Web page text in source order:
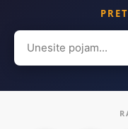
Search
for: